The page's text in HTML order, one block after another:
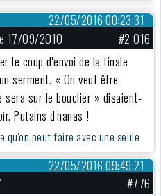
22/05/2016 00:23:31
17/09/2010
#2 016
le coup d'envoi de la finale
serment. « On veut être
sera sur le bouclier » disaient-
Putains d'nanas !
qu'on peut faire avec une seule
22/05/2016 09:49:21
#776